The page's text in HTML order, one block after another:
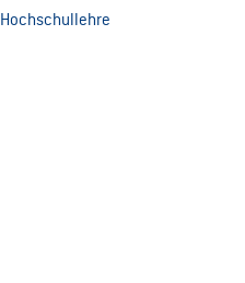
Hochschullehre